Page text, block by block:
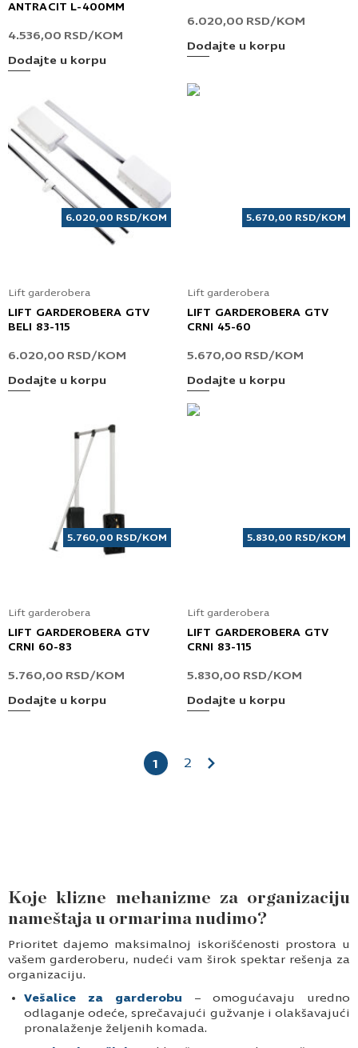
ANTRACIT L-400MM
4.536,00 RSD/KOM
Dodajte u korpu
6.020,00 RSD/KOM
Dodajte u korpu
6.020,00 RSD/KOM
Lift garderobera
LIFT GARDEROBERA GTV
BELI 83-115
6.020,00 RSD/KOM
Dodajte u korpu
5.670,00 RSD/KOM
Lift garderobera
LIFT GARDEROBERA GTV
CRNI 45-60
5.670,00 RSD/KOM
Dodajte u korpu
5.760,00 RSD/KOM
Lift garderobera
LIFT GARDEROBERA GTV
CRNI 60-83
5.760,00 RSD/KOM
Dodajte u korpu
5.830,00 RSD/KOM
Lift garderobera
LIFT GARDEROBERA GTV
CRNI 83-115
5.830,00 RSD/KOM
Dodajte u korpu
1 2
Koje klizne mehanizme za organizaciju
nameštaja u ormarima nudimo?
Prioritet dajemo maksimalnoj iskorišćenosti prostora u
vašem garderoberu, nudeći vam širok spektar rešenja za
organizaciju.
Vešalice za garderobu
– omogućavaju uredno
odlaganje odeće, sprečavajući gužvanje i olakšavajući
pronalaženje željenih komada.